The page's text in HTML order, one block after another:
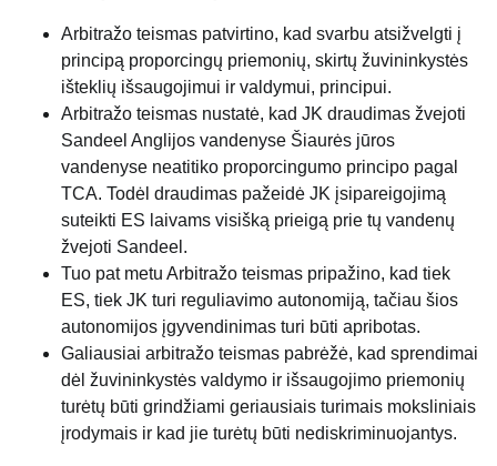
Arbitražo teismas patvirtino, kad svarbu atsižvelgti į
principą proporcingų priemonių, skirtų žuvininkystės
išteklių išsaugojimui ir valdymui, principui.
Arbitražo teismas nustatė, kad JK draudimas žvejoti
Sandeel Anglijos vandenyse Šiaurės jūros
vandenyse neatitiko proporcingumo principo pagal
TCA. Todėl draudimas pažeidė JK įsipareigojimą
suteikti ES laivams visišką prieigą prie tų vandenų
žvejoti Sandeel.
Tuo pat metu Arbitražo teismas pripažino, kad tiek
ES, tiek JK turi reguliavimo autonomiją, tačiau šios
autonomijos įgyvendinimas turi būti apribotas.
Galiausiai arbitražo teismas pabrėžė, kad sprendimai
dėl žuvininkystės valdymo ir išsaugojimo priemonių
turėtų būti grindžiami geriausiais turimais moksliniais
įrodymais ir kad jie turėtų būti nediskriminuojantys.